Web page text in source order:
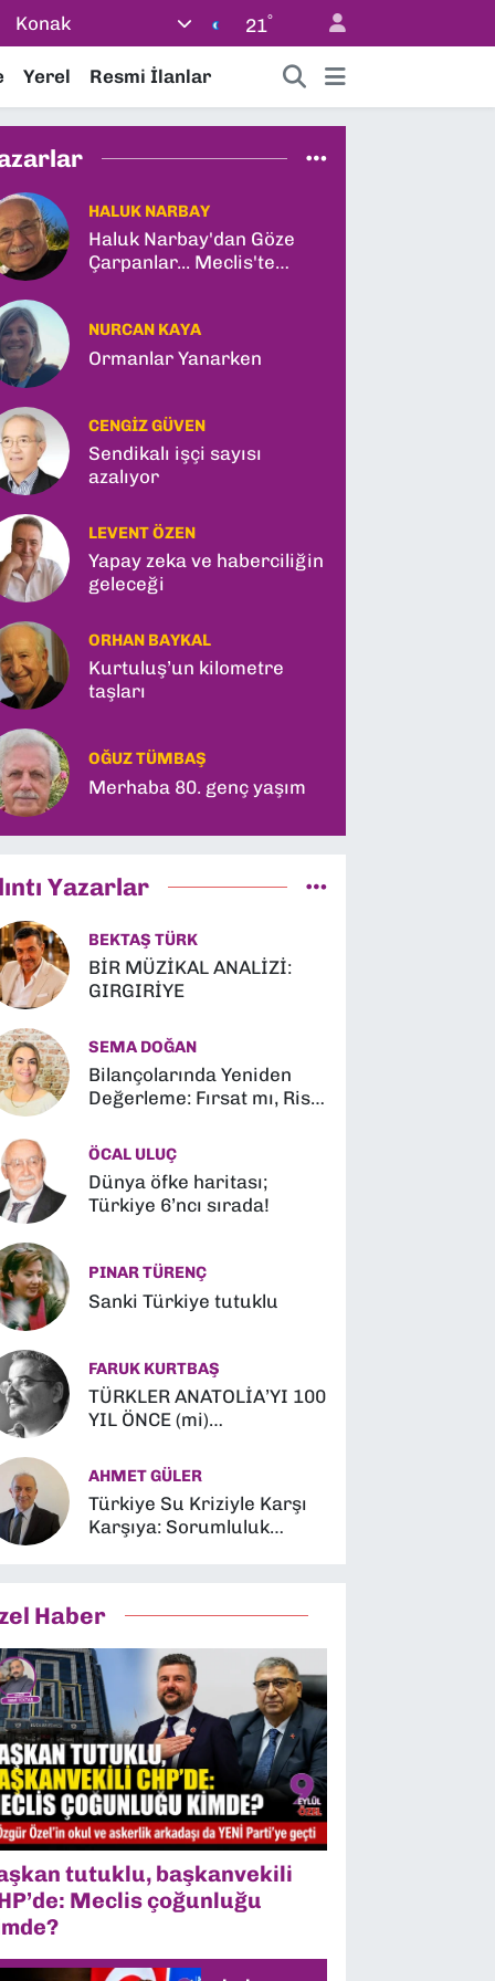
Konak 21°
Yerel Resmi İlanlar
HALUK NARBAY
Haluk Narbay'dan Göze
Çarpanlar... Meclis'te
NURCAN KAYA
Ormanlar Yanarken
CENGIZ GÜVEN
Sendikalı işçi sayısı
azalıyor
LEVENT ÖZEN
Yapay zeka ve haberciliğin
geleceği
ORHAN BAYKAL
Kurtuluş’un kilometre
taşları
OĞUZ TÜMBAŞ
Merhaba 80. genç yaşım
Yazarlar
BEKTAŞ TÜRK
BİR MÜZİKAL ANALİZİ:
GIRGIRİYE
SEMA DOĞAN
Bilançolarında Yeniden
Değerleme: Fırsat mı, Risk
ÖCAL ULUÇ
Dünya öfke haritası;
Türkiye 6’ncı sırada!
PINAR TÜRENÇ
Sanki Türkiye tutuklu
FARUK KURTBAŞ
TÜRKLER ANATOLİA’YI 100
YIL ÖNCE (mi)
AHMET GÜLER
Türkiye Su Kriziyle Karşı
Karşıya: Sorumluluk
Haber
tutuklu, başkanvekili
Meclis çoğunluğu